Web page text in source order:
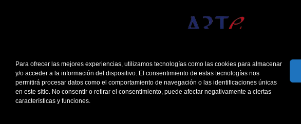
Para ofrecer las mejores experiencias, utilizamos tecnologías como las cookies para almacenar
y/o acceder a la información del dispositivo. El consentimiento de estas tecnologías nos
permitirá procesar datos como el comportamiento de navegación o las identificaciones únicas
en este sitio. No consentir o retirar el consentimiento, puede afectar negativamente a ciertas
características y funciones.